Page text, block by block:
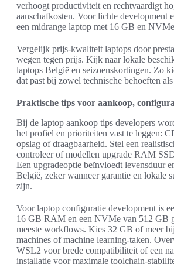
verhoogt productiviteit en rechtvaardigt
aanschafkosten. Voor lichte development
een midrange laptop met 16 GB en
Vergelijk prijs-kwaliteit laptops door
wegen tegen prijs. Kijk naar lokale
laptops België en seizoenskortingen. Zo
dat past bij zowel technische behoeften
Praktische tips voor aankoop,
Bij de laptop aankoop tips developers
het profiel en prioriteiten vast te leggen:
opslag of draagbaarheid. Stel een
controleer of modellen upgrade RAM
Een upgradeoptie beïnvloedt levensduur
België, zeker wanneer garantie en lokale
zijn.
Voor laptop configuratie development is
16 GB RAM en een NVMe van 512 GB
meeste workflows. Kies 32 GB of meer
machines of machine learning-taken.
WSL2 voor brede compatibiliteit of een
installatie voor maximale toolchain-